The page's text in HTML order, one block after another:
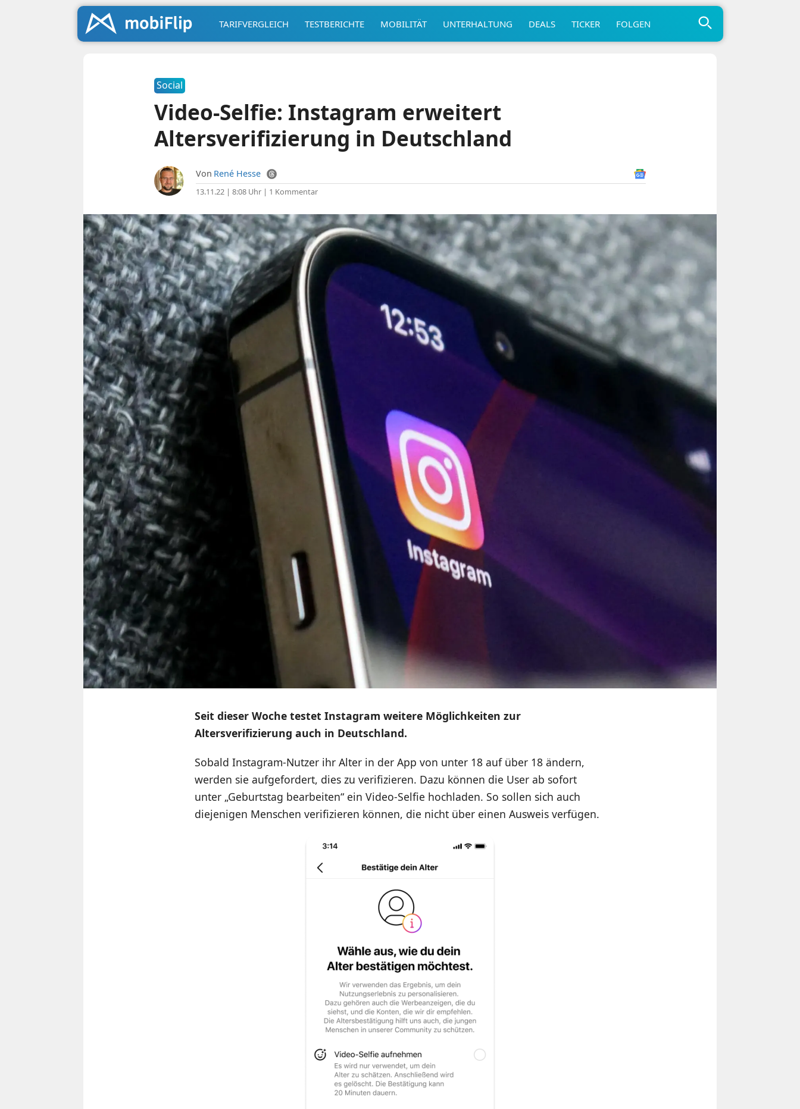
TARIFVERGLEICH TESTBERICHTE MOBILITÄT UNTERHALTUNG DEALS TICKER FOLGEN
Social
Video-Selfie: Instagram erweitert
Altersverifizierung in Deutschland
Von René Hesse
13.11.22 | 8:08 Uhr| 1 Kommentar
Seit dieser Woche testet Instagram weitere Möglichkeiten zur
Altersverifizierung auch in Deutschland.
Sobald Instagram-Nutzer ihr Alter in der App von unter 18 auf über 18 ändern,
werden sie aufgefordert, dies zu verifizieren. Dazu können die User ab sofort
unter „Geburtstag bearbeiten“ ein Video-Selfie hochladen. So sollen sich auch
diejenigen Menschen verifizieren können, die nicht über einen Ausweis verfügen.